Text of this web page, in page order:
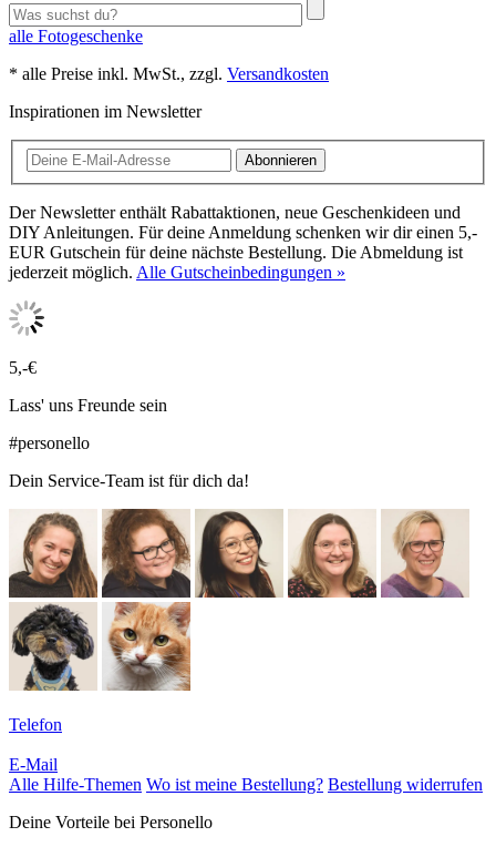
alle Fotogeschenke
* alle Preise inkl. MwSt., zzgl. Versandkosten
Inspirationen im Newsletter
Abonnieren
Der Newsletter enthält Rabattaktionen, neue Geschenkideen und
DIY Anleitungen. Für deine Anmeldung schenken wir dir einen 5,-
EUR Gutschein für deine nächste Bestellung. Die Abmeldung ist
jederzeit möglich. Alle Gutscheinbedingungen »
5,-€
Lass' uns Freunde sein
#personello
Dein Service-Team ist für dich da!
Telefon
E-Mail
Alle Hilfe-Themen Wo ist meine Bestellung? Bestellung widerrufen
Deine Vorteile bei Personello